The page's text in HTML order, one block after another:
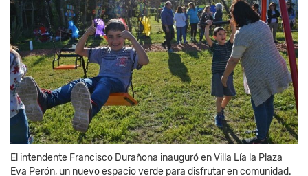
El intendente Francisco Durañona inauguró en Villa Lía la Plaza
Eva Perón, un nuevo espacio verde para disfrutar en comunidad.